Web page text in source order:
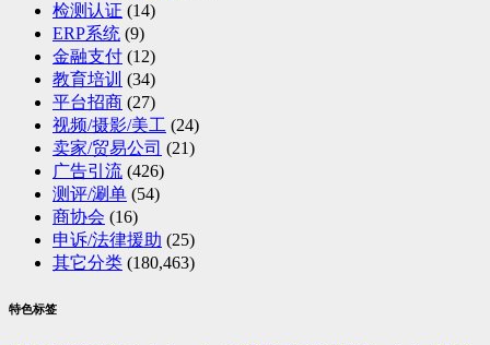
检测认证 (14)
ERP系统 (9)
金融支付 (12)
教育培训 (34)
平台招商 (27)
视频/摄影/美工 (24)
卖家/贸易公司 (21)
广告引流 (426)
测评/涮单 (54)
商协会 (16)
申诉/法律援助 (25)
其它分类 (180,463)
特色标签